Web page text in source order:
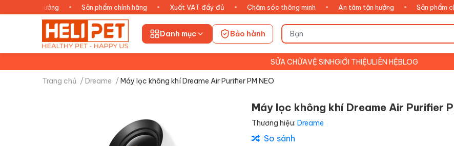
• Sản phẩm chính hãng • Xuất VAT đầy đủ • Chăm sóc thông minh • An tâm tận hưởng • Sản phẩm chính
Danh mục Bảo hành
SỬA CHỮAVỆ SINHGIỚI THIỆULIÊN HỆBLOG
Trang chủ /Dreame /Máy lọc không khí Dreame Air Purifier PM NEO
Máy lọc không khí Dreame Air Purifier
Thương hiệu:Dreame
So sánh